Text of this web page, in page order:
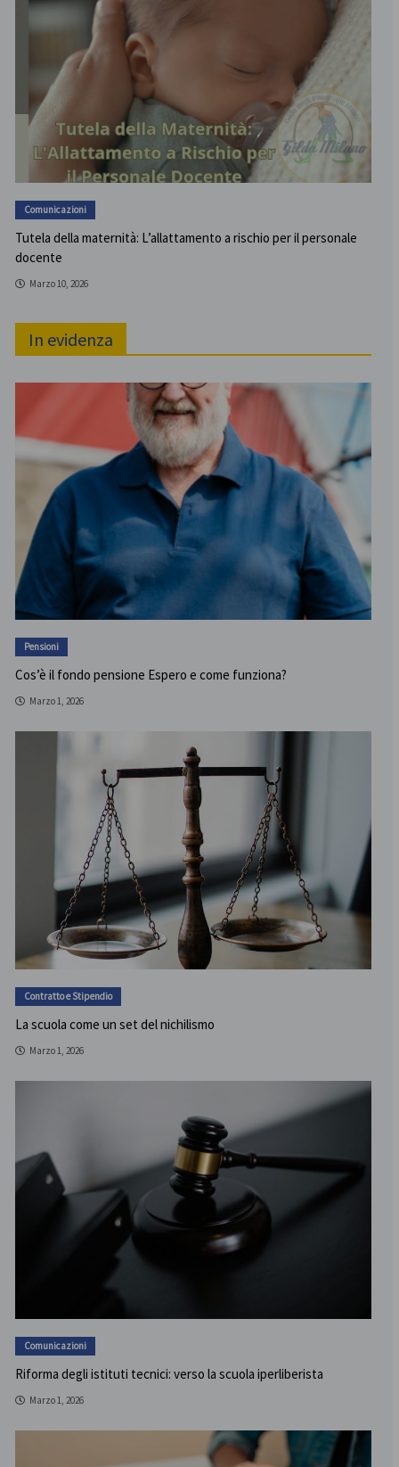
Comunicazioni
Tutela della maternità: L’allattamento a rischio per il personale
docente
Marzo 10, 2026
In evidenza
Pensioni
Cos’è il fondo pensione Espero e come funziona?
Marzo 1, 2026
Contratto e Stipendio
La scuola come un set del nichilismo
Marzo 1, 2026
Comunicazioni
Riforma degli istituti tecnici: verso la scuola iperliberista
Marzo 1, 2026